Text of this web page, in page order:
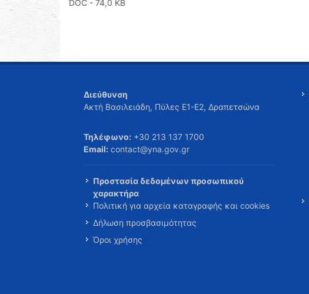
DOC - 74,0 KB
Διεύθυνση
Ακτή Βασιλειάδη, Πύλες Ε1-Ε2, Δραπετσώνα
Τηλέφωνο: +30 213 137 1700
Email: contact@yna.gov.gr
Προστασία δεδομένων προσωπικού
χαρακτήρα
Πολιτική για αρχεία καταγραφής και cookies
Δήλωση προσβασιμότητας
Όροι χρήσης